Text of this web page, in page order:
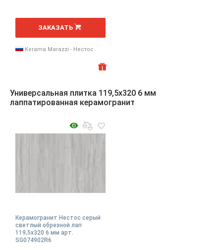
м
ЗАКАЗАТЬ
Kerama Marazzi - Нестос
Универсальная плитка 119,5x320 6 мм
лаппатированная керамогранит
Керамогранит Нестос серый
светлый обрезной лап
119,5x320 6 мм арт.
SG074902R6